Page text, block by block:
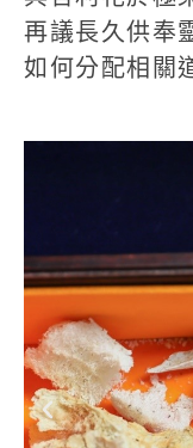
再議長久供奉
如何分配相關